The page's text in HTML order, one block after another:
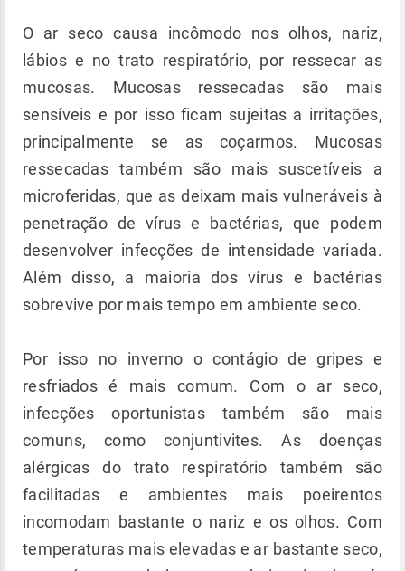
O ar seco causa incômodo nos olhos, nariz,
lábios e no trato respiratório, por ressecar as
mucosas. Mucosas ressecadas são mais
sensíveis e por isso ficam sujeitas a irritações,
principalmente se as coçarmos. Mucosas
ressecadas também são mais suscetíveis a
microferidas, que as deixam mais vulneráveis à
penetração de vírus e bactérias, que podem
desenvolver infecções de intensidade variada.
Além disso, a maioria dos vírus e bactérias
sobrevive por mais tempo em ambiente seco.
Por isso no inverno o contágio de gripes e
resfriados é mais comum. Com o ar seco,
infecções oportunistas também são mais
comuns, como conjuntivites. As doenças
alérgicas do trato respiratório também são
facilitadas e ambientes mais poeirentos
incomodam bastante o nariz e os olhos. Com
temperaturas mais elevadas e ar bastante seco,